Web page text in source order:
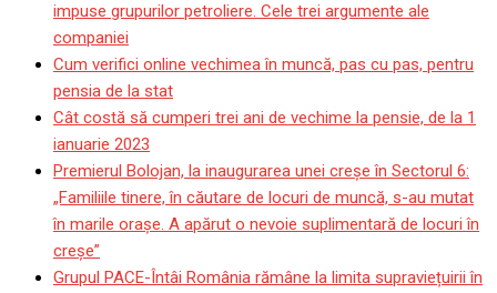
impuse grupurilor petroliere. Cele trei argumente ale
companiei
Cum verifici online vechimea în muncă, pas cu pas, pentru
pensia de la stat
Cât costă să cumperi trei ani de vechime la pensie, de la 1
ianuarie 2023
Premierul Bolojan, la inaugurarea unei creșe în Sectorul 6:
„Familiile tinere, în căutare de locuri de muncă, s-au mutat
în marile orașe. A apărut o nevoie suplimentară de locuri în
creșe”
Grupul PACE-Întâi România rămâne la limita supraviețuirii în